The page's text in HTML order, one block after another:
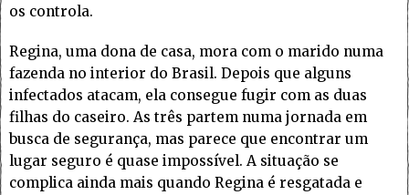
os controla.
Regina, uma dona de casa, mora com o marido numa
fazenda no interior do Brasil. Depois que alguns
infectados atacam, ela consegue fugir com as duas
filhas do caseiro. As três partem numa jornada em
busca de segurança, mas parece que encontrar um
lugar seguro é quase impossível. A situação se
complica ainda mais quando Regina é resgatada e